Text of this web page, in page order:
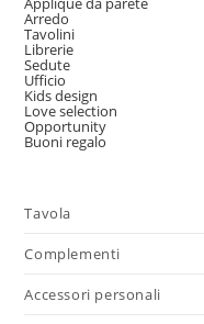
Arredo
Tavolini
Librerie
Sedute
Ufficio
Kids design
Love selection
Opportunity
Buoni regalo
Tavola
Complementi
Accessori personali